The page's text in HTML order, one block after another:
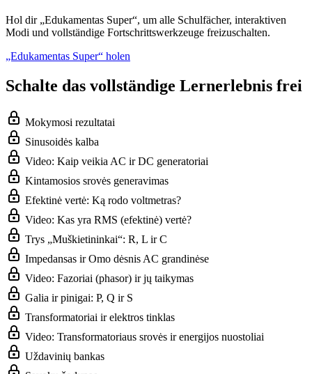
Hol dir „Edukamentas Super“, um alle Schulfächer, interaktiven
Modi und vollständige Fortschrittswerkzeuge freizuschalten.
„Edukamentas Super“ holen
Schalte das vollständige Lernerlebnis frei
Mokymosi rezultatai
Sinusoidės kalba
Video: Kaip veikia AC ir DC generatoriai
Kintamosios srovės generavimas
Efektinė vertė: Ką rodo voltmetras?
Video: Kas yra RMS (efektinė) vertė?
Trys „Muškietininkai“: R, L ir C
Impedansas ir Omo dėsnis AC grandinėse
Video: Fazoriai (phasor) ir jų taikymas
Galia ir pinigai: P, Q ir S
Transformatoriai ir elektros tinklas
Video: Transformatoriaus srovės ir energijos nuostoliai
Uždavinių bankas